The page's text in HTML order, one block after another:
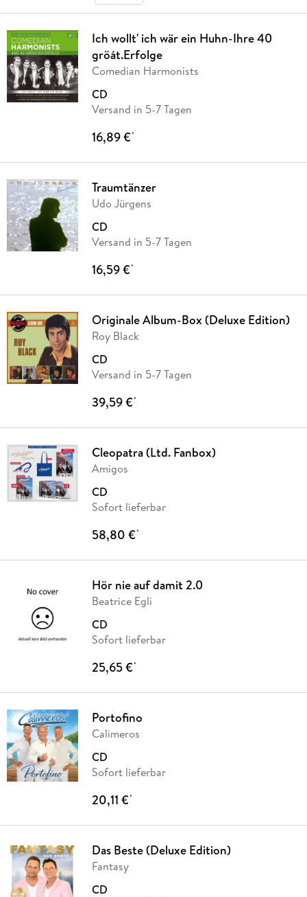
Ich wollt' ich wär ein Huhn-Ihre 40
gröát.Erfolge
Comedian Harmonists
CD
Versand in 5-7 Tagen
16,89 €*
Traumtänzer
Udo Jürgens
CD
Versand in 5-7 Tagen
16,59 €*
Originale Album-Box (Deluxe Edition)
Roy Black
CD
Versand in 5-7 Tagen
39,59 €*
Cleopatra (Ltd. Fanbox)
Amigos
CD
Sofort lieferbar
58,80 €*
Hör nie auf damit 2.0
Beatrice Egli
CD
Sofort lieferbar
25,65 €*
Portofino
Calimeros
CD
Sofort lieferbar
20,11 €*
Das Beste (Deluxe Edition)
Fantasy
CD